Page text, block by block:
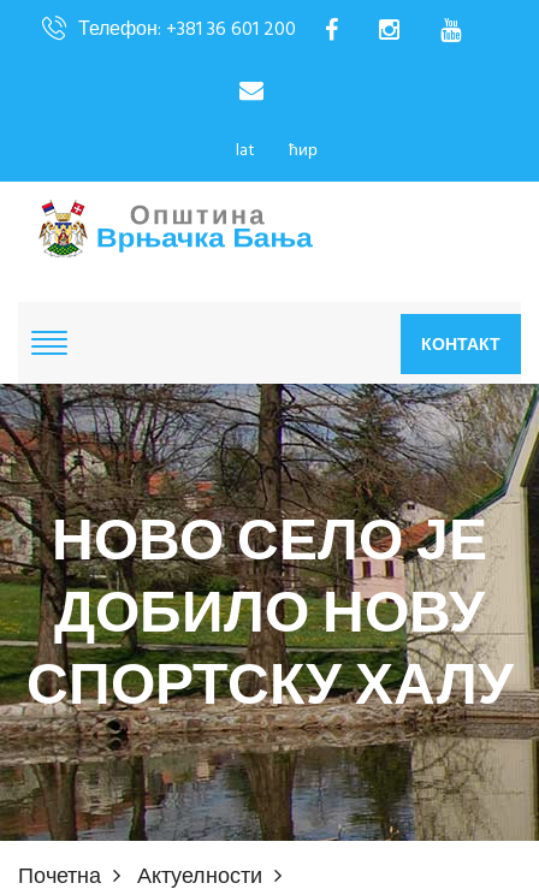
Телефон: +381 36 601 200
lat ћир
КОНТАКТ
НОВО СЕЛО ЈЕ
ДОБИЛО НОВУ
СПОРТСКУ ХАЛУ
Почетна
Актуелности